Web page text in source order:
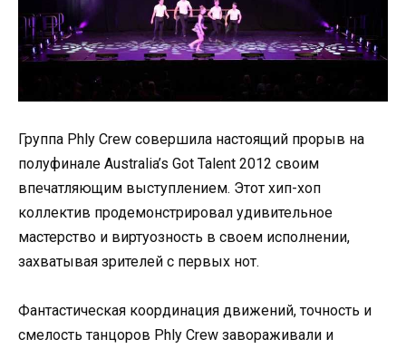
Группа Phly Crew совершила настоящий прорыв на
полуфинале Australia’s Got Talent 2012 своим
впечатляющим выступлением. Этот хип-хоп
коллектив продемонстрировал удивительное
мастерство и виртуозность в своем исполнении,
захватывая зрителей с первых нот.
Фантастическая координация движений, точность и
смелость танцоров Phly Crew завораживали и